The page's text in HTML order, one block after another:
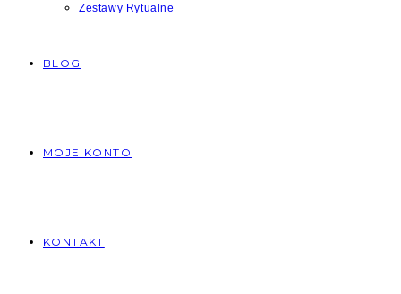
Zestawy Rytualne
BLOG
MOJE KONTO
KONTAKT